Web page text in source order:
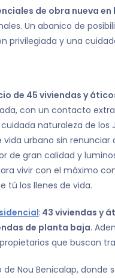
de obra nueva
Un abanico de
privilegiada y una
de 45 viviendas y
con un contacto
naturaleza de los
urbano sin renunciar
de gran calidad y
vivir con el máximo
tú los llenes de vida.
: 43 viviendas y
de planta baja.
que buscan
Nou Benicalap, donde